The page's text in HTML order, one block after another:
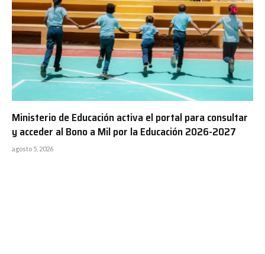
Ministerio de Educación activa el portal para consultar
y acceder al Bono a Mil por la Educación 2026-2027
agosto 5, 2026